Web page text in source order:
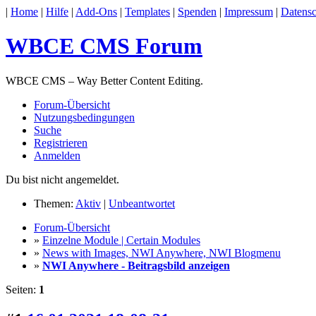
| Home | Hilfe | Add-Ons | Templates | Spenden | Impressum |
WBCE CMS Forum
WBCE CMS – Way Better Content Editing.
Forum-Übersicht
Nutzungsbedingungen
Suche
Registrieren
Anmelden
Du bist nicht angemeldet.
Themen: Aktiv | Unbeantwortet
Forum-Übersicht
» Einzelne Module | Certain Modules
» News with Images, NWI Anywhere, NWI Blogmenu
» NWI Anywhere - Beitragsbild anzeigen
Seiten: 1